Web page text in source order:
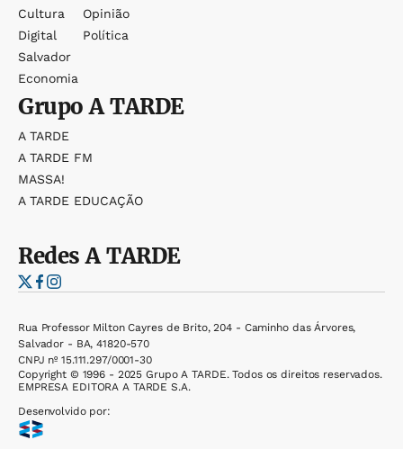
Cultura
Digital
Salvador
Economia
Opinião
Política
GrupoA TARDE
A TARDE
A TARDE FM
MASSA!
A TARDE EDUCAÇÃO
RedesA TARDE
Rua Professor Milton Cayres de Brito, 204 - Caminho das Árvores,
Salvador - BA, 41820-570
CNPJ nº 15.111.297/0001-30
Copyright © 1996 - 2025 Grupo A TARDE. Todos os direitos reservados.
EMPRESA EDITORA A TARDE S.A.
Desenvolvido por: